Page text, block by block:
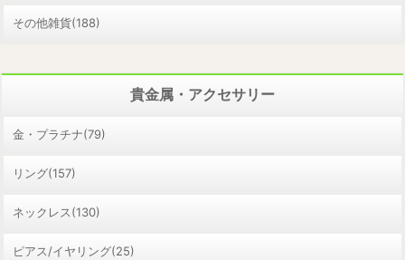
その他雑貨(188)
貴金属・アクセサリー
金・プラチナ(79)
リング(157)
ネックレス(130)
ピアス/イヤリング(25)